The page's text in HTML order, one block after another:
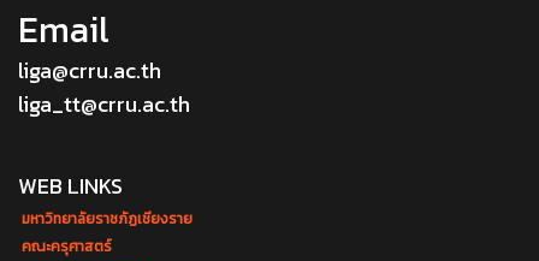
Email
liga@crru.ac.th
liga_tt@crru.ac.th
WEB LINKS
มหาวิทยาลัยราชภัฏเชียงราย
คณะครุศาสตร์